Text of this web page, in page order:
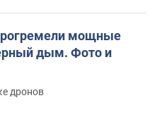
мощные
дым. Фото и
дронов